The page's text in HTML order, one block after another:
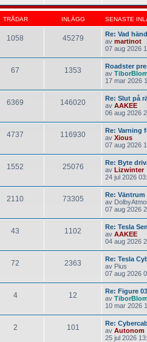
TRÅDAR INLÄGG SENASTE
1058 45279
Re: Vad
av martinot
07 aug 2026
67 1353
Roadster
av
17 mar 2026
6369 146020
Re: Slut på
av AAKEE
06 aug 2026
4737 116930
Re: Varning
av Xious
07 aug 2026
1552 25076
Re: Byte
av Lizwinter
24 jul 2026
2110 73305
Re:
av
07 aug 2026
43 1102
Re: Tesla
av AAKEE
04 aug 2026
72 2363
Re: Tesla
av Pius
07 aug 2026
4 12
Re: Figure 03
av
10 mar 2026
2 101
Re:
av Autonom
25 jul 2026